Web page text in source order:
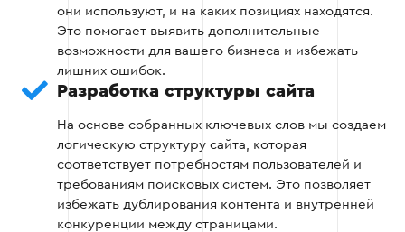
Удаление нерелевантных и
низкоконверсионных запросов.
Группировка ключевых слов по тематикам.
Этап 3
они используют, и на каких позициях находятся.
Это помогает выявить дополнительные
возможности для вашего бизнеса и избежать
лишних ошибок.
Разработка структуры сайта
На основе собранных ключевых слов мы создаем
логическую структуру сайта, которая
соответствует потребностям пользователей и
требованиям поисковых систем. Это позволяет
избежать дублирования контента и внутренней
конкуренции между страницами.